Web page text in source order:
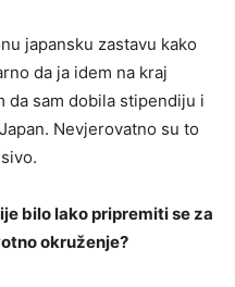
japansku zastavu kako
da ja idem na kraj
da sam dobila stipendiju i
Nevjerovatno su to
bilo lako pripremiti se za
okruženje?